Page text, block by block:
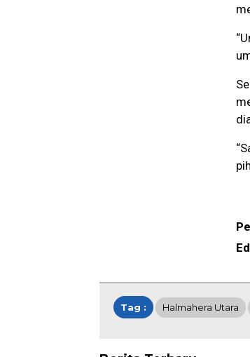
Tag : Halmahera Utara